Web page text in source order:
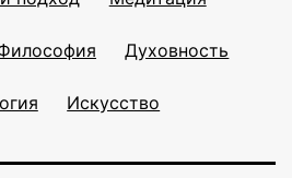
Духовность
Искусство